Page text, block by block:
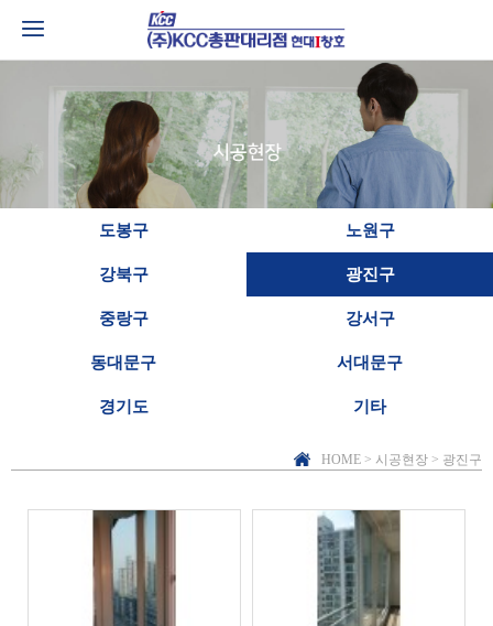
도봉구 노원구
강북구 광진구
중랑구 강서구
동대문구 서대문구
경기도 기타
HOME > 시공현장 > 광진구